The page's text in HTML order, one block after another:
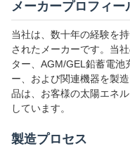
メーカープロフィー
当社は、数十年の経験を
されたメーカーです。当
ター、AGM/GEL鉛蓄電池
ー、および関連機器を製
品は、お客様の太陽エネ
しています。
製造プロセス